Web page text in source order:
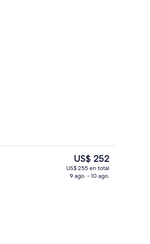
Sala de estar en el lobby
El
precio
actual
US$ 252
US$ 255 en total
9 ago. - 10 ago.